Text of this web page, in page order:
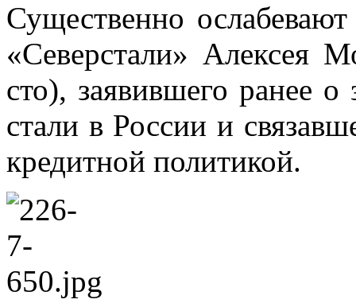
Су­ще­ствен­но
«Се­вер­ста­ли» Алек­сея
сто), за­явив­ше­го ра­нее
ста­ли в Рос­сии и
кре­дит­ной по­ли­ти­кой.